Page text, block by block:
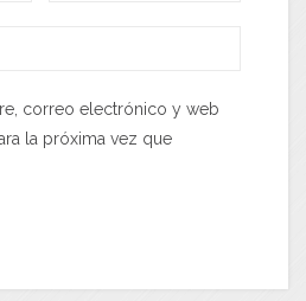
correo electrónico y web
la próxima vez que